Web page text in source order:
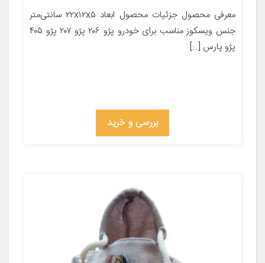
معرفی محصول جزئیات محصول ابعاد ۲۲x۱۲x۵ سانتی‌متر
جنس ویسکوز مناسب برای خودرو پژو ۲۰۶ پژو ۲۰۷ پژو ۴۰۵
پژو پارس […]
بررسی و خرید